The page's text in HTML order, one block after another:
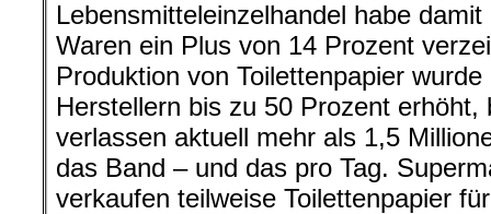
Lebensmitteleinzelhandel habe
Waren ein Plus von 14 Prozent
Produktion von Toilettenpapier
Herstellern bis zu 50 Prozent erhöht,
verlassen aktuell mehr als 1,5
das Band – und das pro Tag.
verkaufen teilweise Toilettenpapier